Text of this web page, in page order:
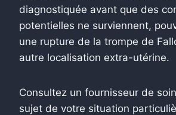
diagnostiquée avant que des
potentielles ne surviennent,
une rupture de la trompe de
autre localisation extra-utérine.
Consultez un fournisseur de
sujet de votre situation